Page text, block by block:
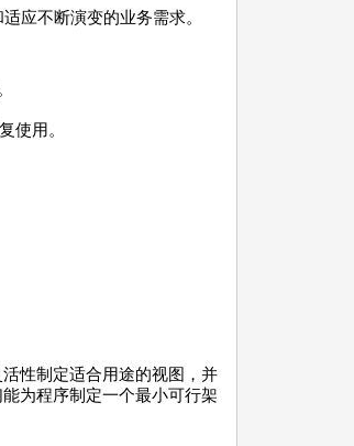
应不断演变的业务需求。
使用。
性制定适合用途的视图，并
为程序制定一个最小可行架